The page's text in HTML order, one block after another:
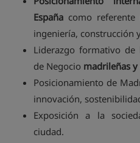
España como
ingeniería, construcción
Liderazgo formativo de
de Negocio madrileñas y
Posicionamiento de
innovación,
Exposición a la
ciudad.